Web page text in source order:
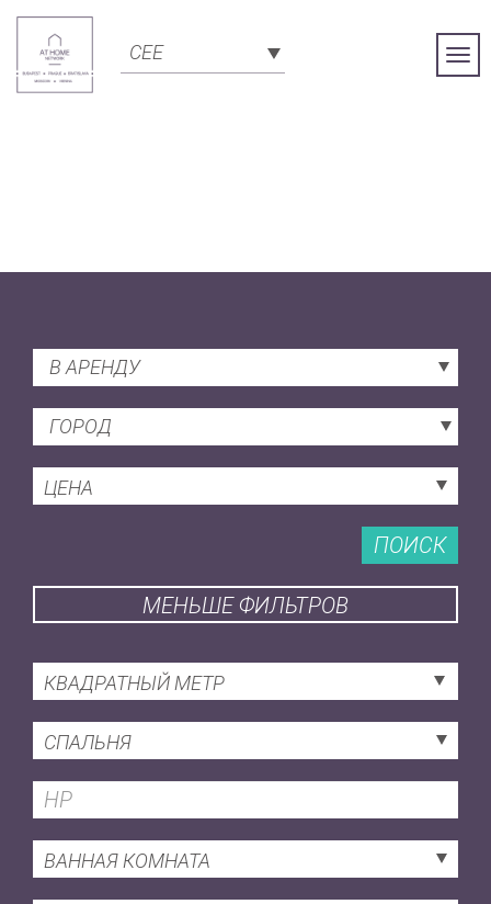
CEE
В АРЕНДУ
ГОРОД
ЦЕНА
ПОИСК
МЕНЬШЕ ФИЛЬТРОВ
КВАДРАТНЫЙ МЕТР
СПАЛЬНЯ
ВАННАЯ КОМНАТА